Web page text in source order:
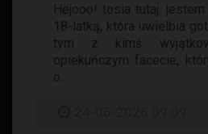
Hejooo! tosia tutaj. jestem
18-latką, która uwielbia
tym z kimś
opiekuńczym facecie,
o...